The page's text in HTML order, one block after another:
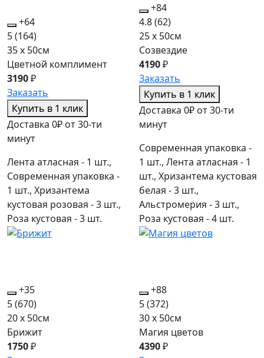
+64
5(164)
35 x 50см
Цветной комплимент
3190₽
Заказать
Купить в 1 клик
Доставка 0₽ от 30-ти
минут
Лента атласная - 1 шт.,
Современная упаковка -
1 шт., Хризантема
кустовая розовая - 3 шт.,
Роза кустовая - 3 шт.
+84
4.8(62)
25 x 50см
Созвездие
4190₽
Заказать
Купить в 1 клик
Доставка 0₽ от 30-ти
минут
Современная упаковка -
1 шт., Лента атласная - 1
шт., Хризантема кустовая
белая - 3 шт.,
Альстромерия - 3 шт.,
Роза кустовая - 4 шт.
+35
5(670)
20 x 50см
Брижит
1750₽
+88
5(372)
30 x 50см
Магия цветов
4390₽